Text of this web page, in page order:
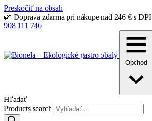
Preskočiť na obsah
🌿 Doprava zdarma pri nákupe nad 246 € s
908 111 746
Obchod
Hľadať
Products search